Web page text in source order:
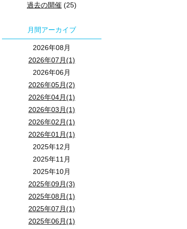
過去の開催 (25)
月間アーカイブ
2026年08月
2026年07月(1)
2026年06月
2026年05月(2)
2026年04月(1)
2026年03月(1)
2026年02月(1)
2026年01月(1)
2025年12月
2025年11月
2025年10月
2025年09月(3)
2025年08月(1)
2025年07月(1)
2025年06月(1)